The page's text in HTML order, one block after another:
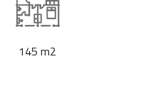
145 m2